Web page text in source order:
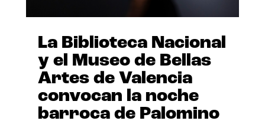
La Biblioteca Nacional
y el Museo de Bellas
Artes de Valencia
convocan la noche
barroca de Palomino